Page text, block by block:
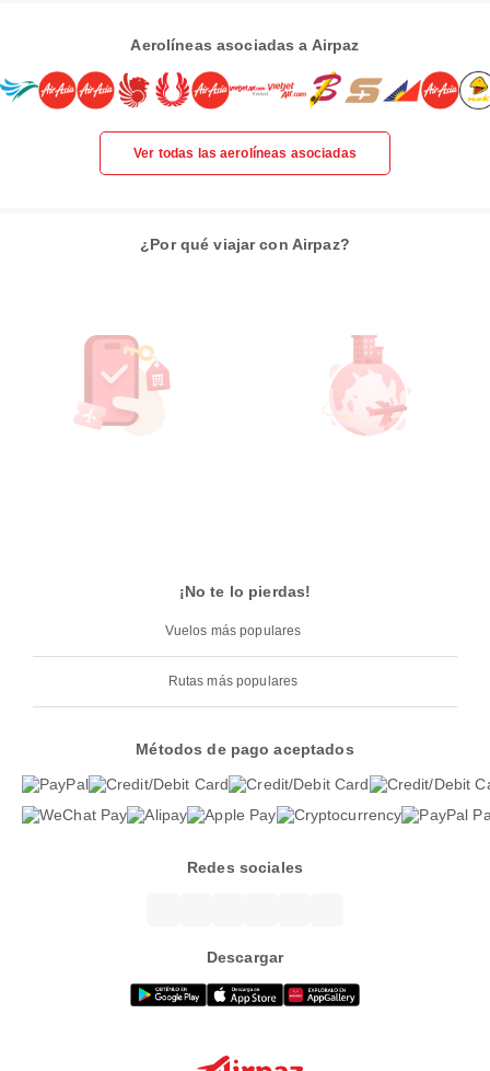
Aerolíneas asociadas a Airpaz
Ver todas las aerolíneas asociadas
¿Por qué viajar con Airpaz?
¡No te lo pierdas!
Vuelos más populares
Rutas más populares
Métodos de pago aceptados
Redes sociales
Descargar